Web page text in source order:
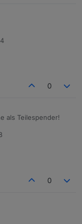
0
als Teilespender!
0